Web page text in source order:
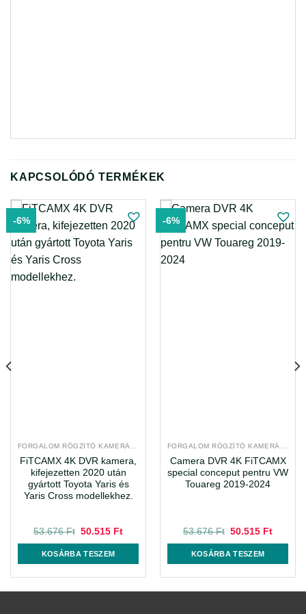
KAPCSOLÓDÓ TERMÉKEK
-6%
FORGALOM RÖGZÍTŐ KAMERÁK, DEDIKÁLT DVR RENDSZEREK
FiTCAMX 4K DVR kamera,
kifejezetten 2020 után
gyártott Toyota Yaris és
Yaris Cross modellekhez.
53.676Ft Original
was:
53.676 Ft.
50.515 FtCurrent
KOSÁRBA TESZEM
-6%
FORGALOM RÖGZÍTŐ KAMERÁK, DEDIKÁLT DVR RENDSZEREK
Camera DVR 4K FiTCAMX
special conceput pentru VW
Touareg 2019-2024
53.676Ft Original
was:
53.676 Ft.
50.515 FtCurrent
KOSÁRBA TESZEM